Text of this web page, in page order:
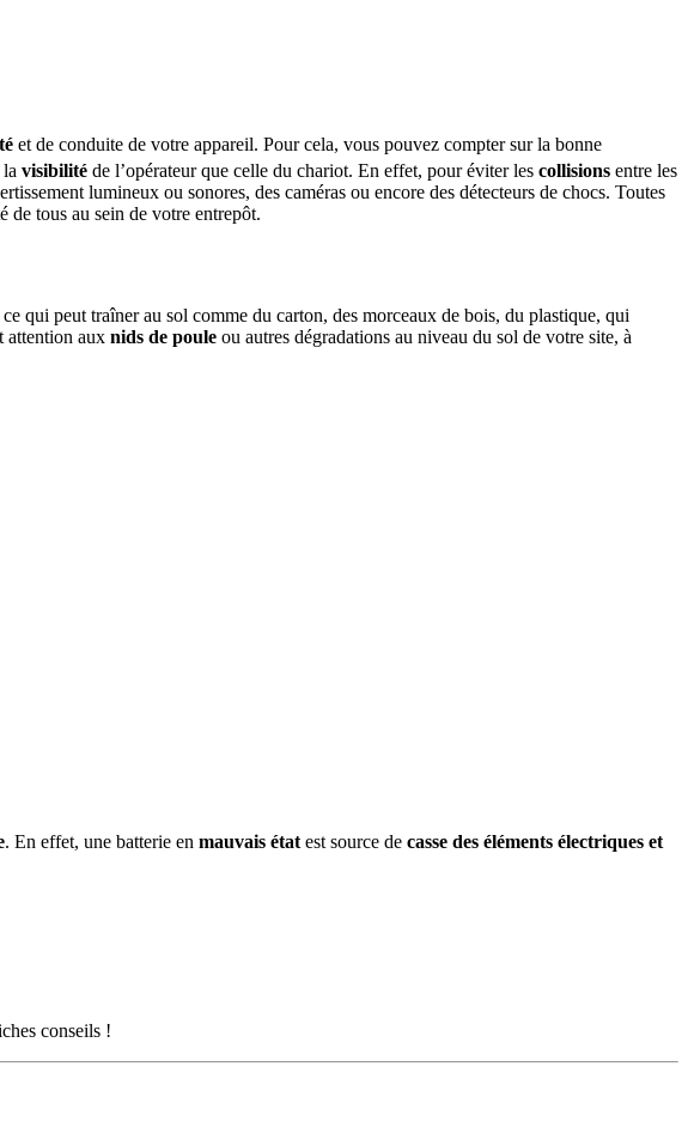
et de conduite de votre appareil. Pour cela, vous pouvez compter sur la bonne
visibilité de l’opérateur que celle du chariot. En effet, pour éviter les collisions entre les
lumineux ou sonores, des caméras ou encore des détecteurs de chocs. Toutes
de tous au sein de votre entrepôt.
qui peut traîner au sol comme du carton, des morceaux de bois, du plastique, qui
attention aux nids de poule ou autres dégradations au niveau du sol de votre site, à
. En effet, une batterie en mauvais étatest source de casse des éléments électriques et
conseils !